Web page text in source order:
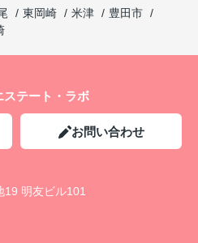
東岡崎 米津
豊田市
ステート・ラボ
お問い合わせ
19 明友ビル101